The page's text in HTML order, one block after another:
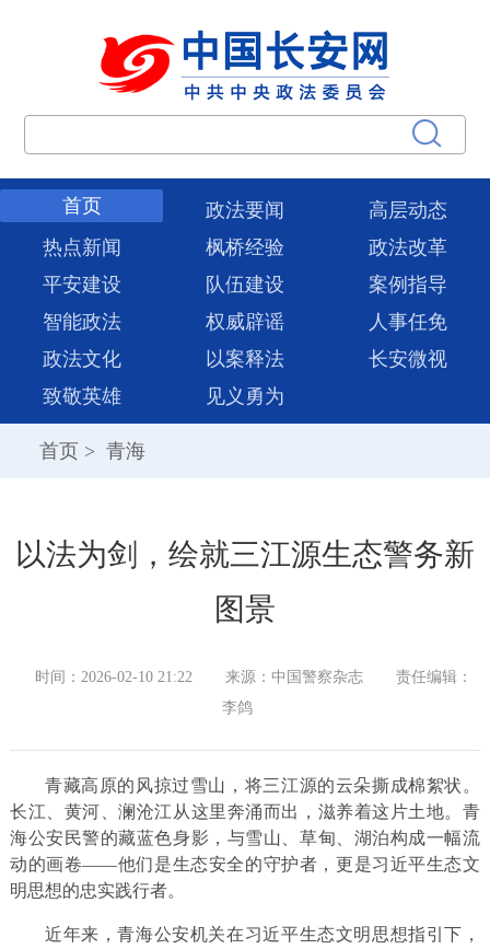
首页 政法要闻
高层动态
热点新闻
枫桥经验
政法改革
平安建设
队伍建设
案例指导
智能政法
权威辟谣
人事任免
政法文化
以案释法
长安微视
致敬英雄
见义勇为
首页 > 青海
以法为剑，绘就三江源生态警务新
图景
时间：2026-02-10 21:22 来源：中国警察杂志
责任编辑：
李鸽
青藏高原的风掠过雪山，将三江源的云朵撕成棉絮状。
长江、黄河、澜沧江从这里奔涌而出，滋养着这片土地。青
海公安民警的藏蓝色身影，与雪山、草甸、湖泊构成一幅流
动的画卷——他们是生态安全的守护者，更是习近平生态文
明思想的忠实践行者。
近年来，青海公安机关在习近平生态文明思想指引下，